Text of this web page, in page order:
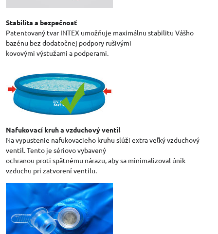
Stabilita a bezpečnosť
Patentovaný tvar INTEX umožňuje maximálnu stabilitu Vášho
bazénu bez dodatočnej podpory rušivými
kovovými výstužami a podperami.
Nafukovací kruh a vzduchový ventil
Na vypustenie nafukovacieho kruhu slúži extra veľký vzduchový
ventil. Tento je sériovo vybavený
ochranou proti spätnému nárazu, aby sa minimalizoval únik
vzduchu pri zatvorení ventilu.